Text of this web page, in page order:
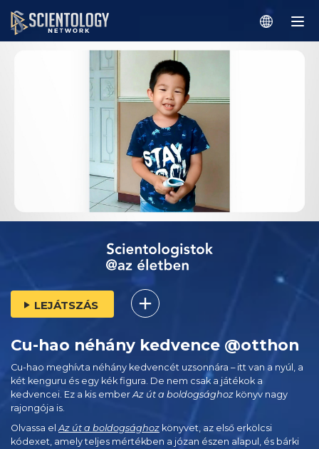
LEJÁTSZÁS
Cu-hao néhány kedvence @otthon
Cu-hao meghívta néhány kedvencét uzsonnára – itt van a nyúl, a
két kenguru és egy kék figura. De nem csak a játékok a
kedvencei. Ez a kis ember Az út a boldogsághoz könyv nagy
rajongója is.
Olvassa elAz út a boldogsághoz könyvet, az első erkölcsi
kódexet, amely teljes mértékben a józan észen alapul, és bárki